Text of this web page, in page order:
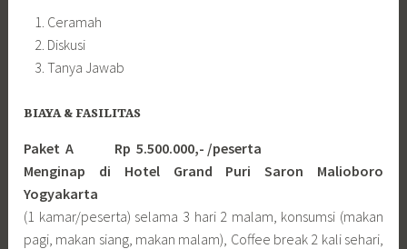
Ceramah
Diskusi
Tanya Jawab
BIAYA & FASILITAS
Paket A Rp 5.500.000,- /peserta
Menginap di Hotel Grand Puri Saron Malioboro
Yogyakarta
(1 kamar/peserta) selama 3 hari 2 malam, konsumsi (makan
pagi, makan siang, makan malam), Coffee break 2 kali sehari,